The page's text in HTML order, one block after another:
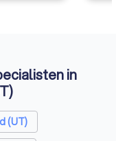
in
(UT)